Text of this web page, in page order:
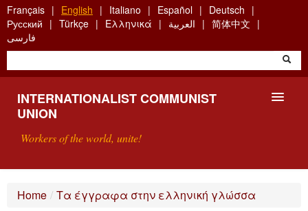
Skip
to
main
content
Français English Italiano Español
Deutsch
Русский
Türkçe Ελληνικά العربية
简体中文
فارسی
INTERNATIONALIST COMMUNIST
UNION
Workers of the world, unite!
Home / Τα έγγραφα στην ελληνική γλώσσα